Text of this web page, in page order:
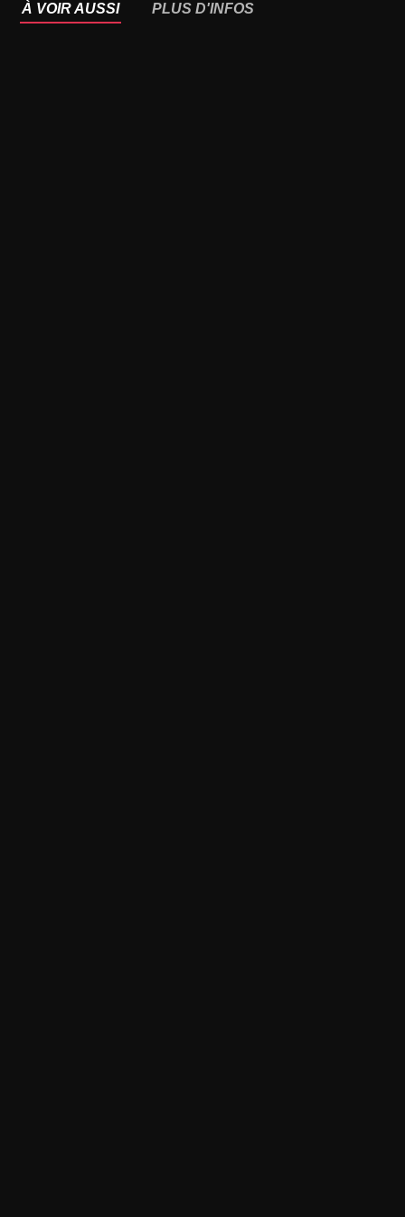
À VOIR AUSSI PLUS D'INFOS